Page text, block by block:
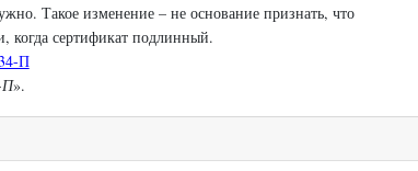
Такое изменение – не основание признать, что
когда сертификат подлинный.
П
П».